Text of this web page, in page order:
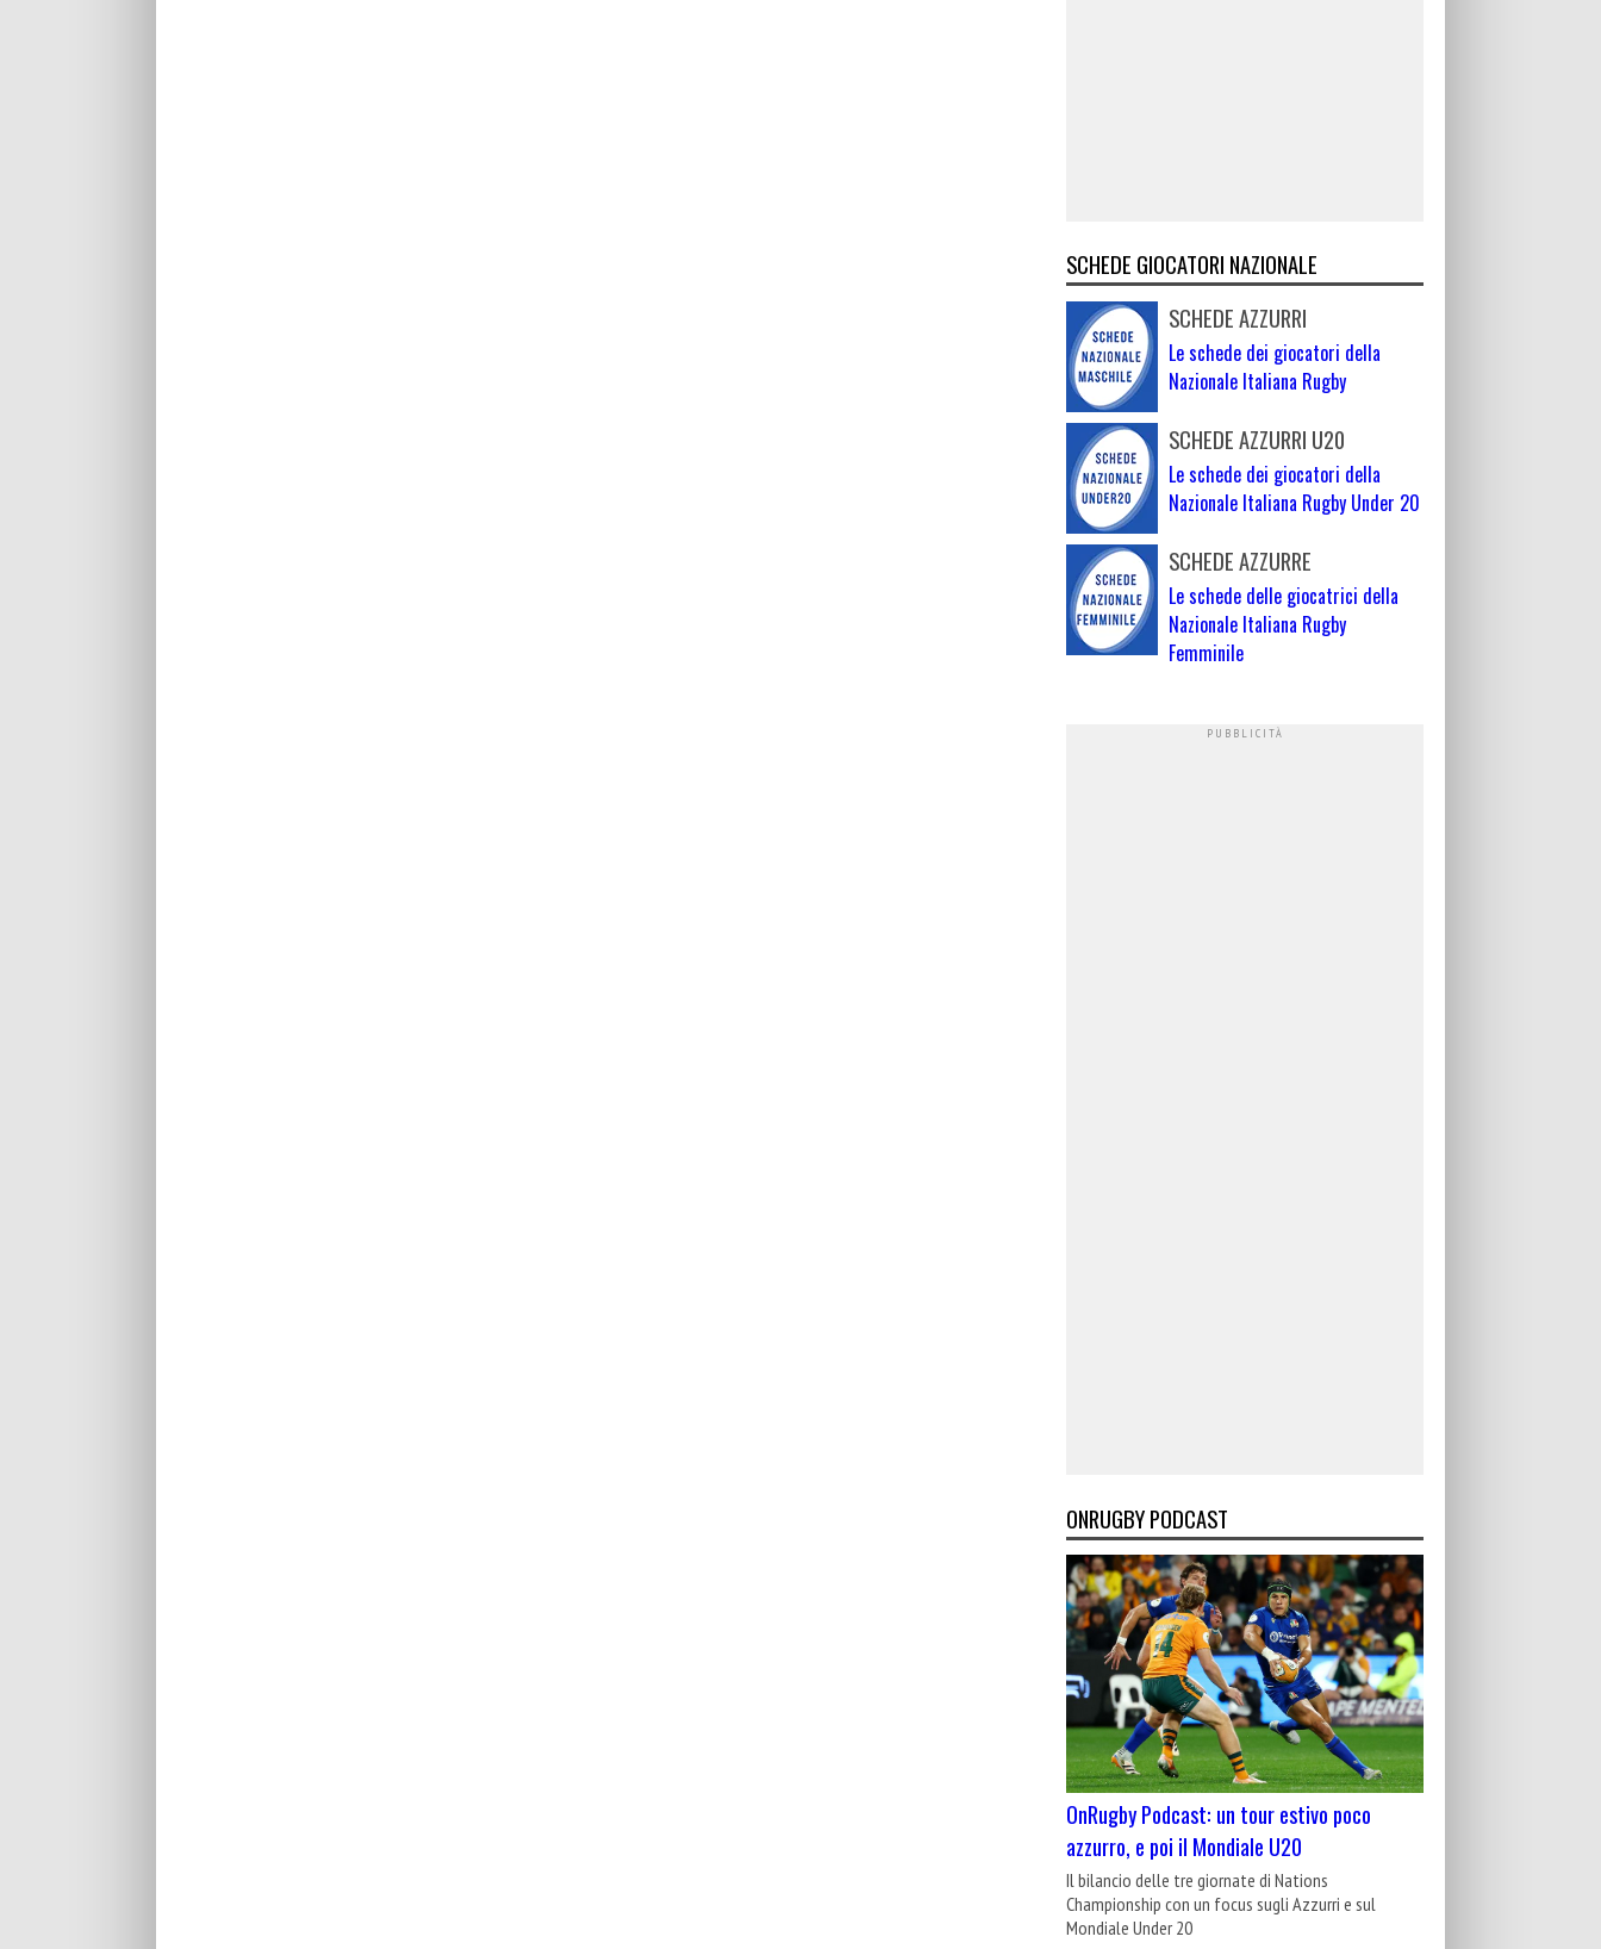
SCHEDE GIOCATORI NAZIONALE
SCHEDE AZZURRI
Le schede dei giocatori della
Nazionale Italiana Rugby
SCHEDE AZZURRI U20
Le schede dei giocatori della
Nazionale Italiana Rugby Under 20
SCHEDE AZZURRE
Le schede delle giocatrici della
Nazionale Italiana Rugby
Femminile
ONRUGBY PODCAST
OnRugby Podcast: un tour estivo poco
azzurro, e poi il Mondiale U20
Il bilancio delle tre giornate di Nations
Championship con un focus sugli Azzurri e sul
Mondiale Under 20